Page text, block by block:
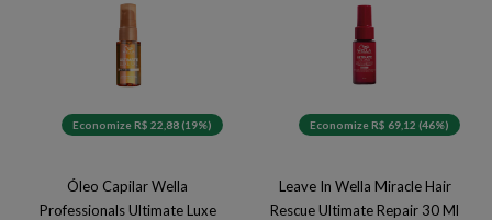
Economize R$ 22,88 (19%)
Óleo Capilar Wella
Professionals Ultimate Luxe
Economize R$ 69,12 (46%)
Leave In Wella Miracle Hair
Rescue Ultimate Repair 30 Ml